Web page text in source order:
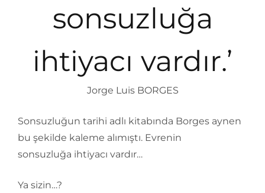
sonsuzluğa
ihtiyacı vardır.’
Jorge Luis BORGES
Sonsuzluğun tarihi adlı kitabında Borges aynen
bu şekilde kaleme alımıştı. Evrenin
sonsuzluğa ihtiyacı vardır…
Ya sizin…?